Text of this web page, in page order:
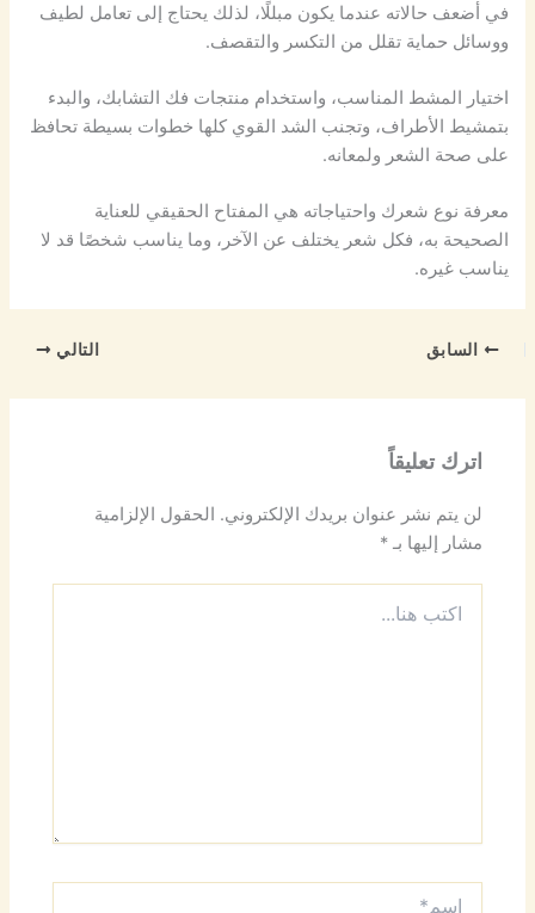
في أضعف حالاته عندما يكون مبللًا، لذلك يحتاج إلى تعامل لطيف
ووسائل حماية تقلل من التكسر والتقصف.
اختيار المشط المناسب، واستخدام منتجات فك التشابك، والبدء
بتمشيط الأطراف، وتجنب الشد القوي كلها خطوات بسيطة تحافظ
على صحة الشعر ولمعانه.
معرفة نوع شعرك واحتياجاته هي المفتاح الحقيقي للعناية
الصحيحة به، فكل شعر يختلف عن الآخر، وما يناسب شخصًا قد لا
يناسب غيره.
السابق التالي
اترك تعليقاً
لن يتم نشر عنوان بريدك الإلكتروني. الحقول الإلزامية
مشار إليها بـ*
هنا...